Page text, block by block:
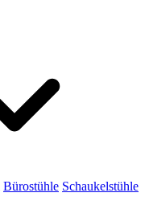
Bürostühle Schaukelstühle